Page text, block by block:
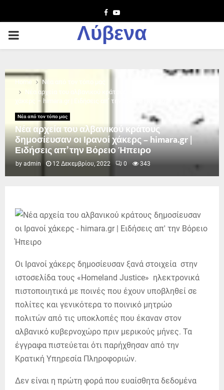
Facebook
Youtube
PRIMARY
Λύβενα
Home
Νέα από τον τόπο μας
Νέα αρχεία του αλβανικού κράτους δημοσίευσαν οι Ιρανοί
χάκερς – himara.gr | Ειδήσεις απ’ την Βόρειο Ήπειρο
Νέα από τον τόπο μας
Νέα αρχεία του αλβανικού κράτους
δημοσίευσαν οι Ιρανοί χάκερς – himara.gr |
Ειδήσεις απ’ την Βόρειο Ήπειρο
by admin 12 Δεκεμβρίου, 2022 0 343
Οι Ιρανοί χάκερς δημοσίευσαν ξανά στοιχεία στην
ιστοσελίδα τους «Homeland Justice» ηλεκτρονικά
πιστοποιητικά με ποινές που έχουν υποβληθεί σε
πολίτες και γενικότερα το ποινικό μητρώο
πολιτών από τις υποκλοπές που έκαναν στον
αλβανικό κυβερνοχώρο πριν μερικούς μήνες. Τα
έγγραφα πιστεύεται ότι παρήχθησαν από την
Κρατική Υπηρεσία Πληροφοριών.
Δεν είναι η πρώτη φορά που ευαίσθητα δεδομένα